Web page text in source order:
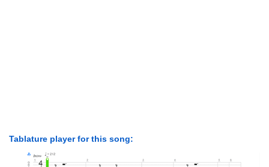
Tablature player for this song: